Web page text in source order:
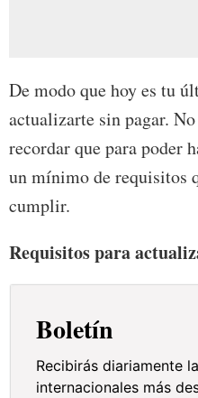
De modo que hoy es tu
actualizarte sin pagar.
recordar que para poder
un mínimo de requisitos
cumplir.
Requisitos para
Boletín
Recibirás diariamente
internacionales más